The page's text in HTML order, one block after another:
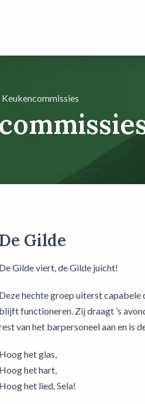
Keukencommissies
De Gilde
De Gilde viert, de Gilde juicht!
Deze hechte groep uiterst capabele
blijft functioneren. Zij draagt ’s
van het barpersoneel aan en is
Hoog het glas,
Hoog het hart,
Hoog het lied, Sela!